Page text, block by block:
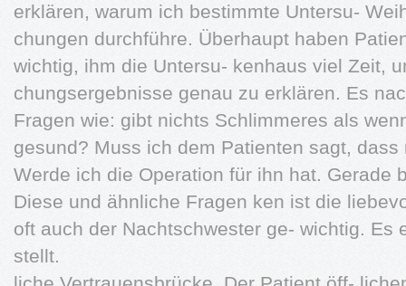
erklären, warum ich bestimmte Untersu-
chungen durchführe. Überhaupt haben
wichtig, ihm die Untersu- kenhaus viel Zeit,
chungsergebnisse genau zu erklären. Es
Fragen wie: gibt nichts Schlimmeres als
gesund? Muss ich dem Patienten sagt,
Werde ich die Operation für ihn hat. Gerade
Diese und ähnliche Fragen ken ist die
oft auch der Nachtschwester ge- wichtig. Es
stellt.